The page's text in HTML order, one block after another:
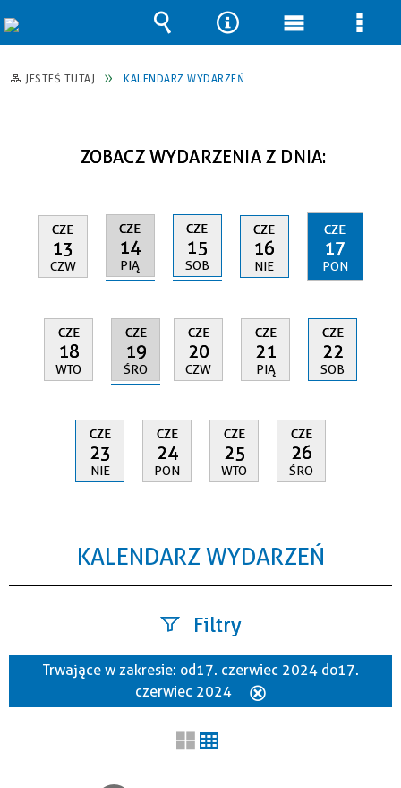
JESTEŚ TUTAJ KALENDARZ WYDARZEŃ
ZOBACZ WYDARZENIA Z DNIA:
CZE
13
CZW
CZE
14
PIĄ
CZE
15
SOB
CZE
16
NIE
CZE
17
PON
CZE
18
WTO
CZE
19
ŚRO
CZE
20
CZW
CZE
21
PIĄ
CZE
22
SOB
CZE
23
NIE
CZE
24
PON
CZE
25
WTO
CZE
26
ŚRO
KALENDARZ WYDARZEŃ
Filtry
Szukana fraza
Trwające w zakresie: od 17. czerwiec 2024 do 17.
czerwiec 2024
Wyszukiwarka
Narzędzia
Menu Menu